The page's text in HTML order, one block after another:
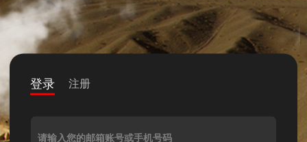
登录 注册
请输入您的邮箱账号或手机号码